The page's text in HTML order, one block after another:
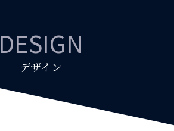
DESIGN
デザイン